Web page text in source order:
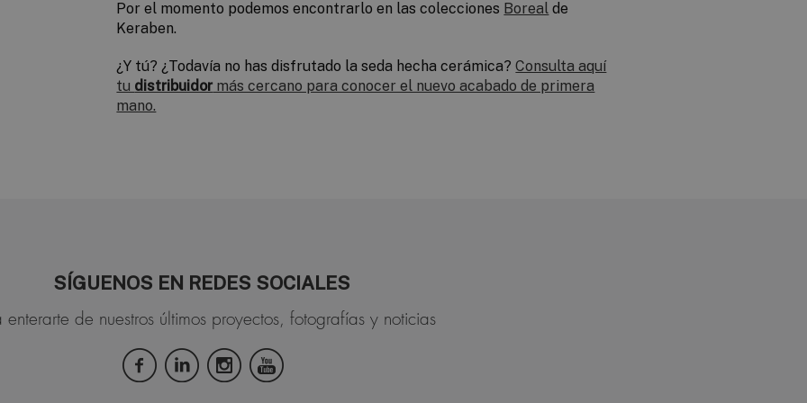
Por el momento podemos encontrarlo en las colecciones Boreal de
Keraben.
¿Y tú? ¿Todavía no has disfrutado la seda hecha cerámica?Consulta aquí
tu distribuidor más cercano para conocer el nuevo acabado de primera
mano.
SÍGUENOS EN REDES SOCIALES
de nuestros últimos proyectos, fotografías y noticias